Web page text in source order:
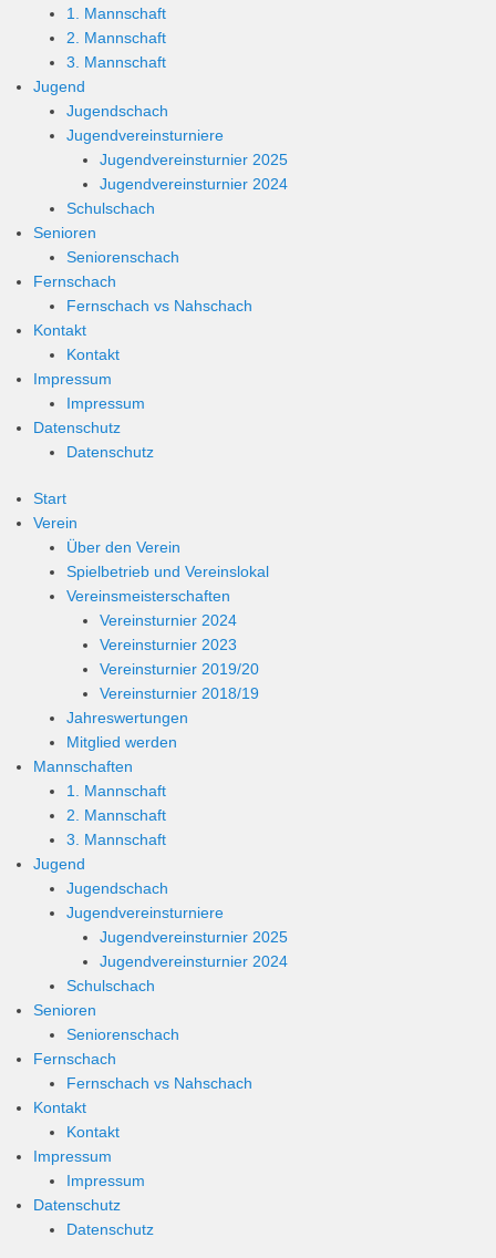
1. Mannschaft
2. Mannschaft
3. Mannschaft
Jugend
Jugendschach
Jugendvereinsturniere
Jugendvereinsturnier 2025
Jugendvereinsturnier 2024
Schulschach
Senioren
Seniorenschach
Fernschach
Fernschach vs Nahschach
Kontakt
Kontakt
Impressum
Impressum
Datenschutz
Datenschutz
Start
Verein
Über den Verein
Spielbetrieb und Vereinslokal
Vereinsmeisterschaften
Vereinsturnier 2024
Vereinsturnier 2023
Vereinsturnier 2019/20
Vereinsturnier 2018/19
Jahreswertungen
Mitglied werden
Mannschaften
1. Mannschaft
2. Mannschaft
3. Mannschaft
Jugend
Jugendschach
Jugendvereinsturniere
Jugendvereinsturnier 2025
Jugendvereinsturnier 2024
Schulschach
Senioren
Seniorenschach
Fernschach
Fernschach vs Nahschach
Kontakt
Kontakt
Impressum
Impressum
Datenschutz
Datenschutz